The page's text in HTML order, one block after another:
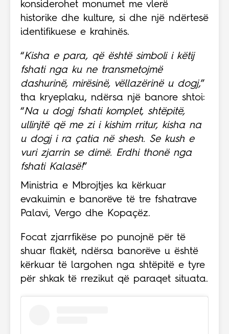
konsiderohet monumet me vlerë
historike dhe kulture, si dhe një ndërtesë
identifikuese e krahinës.
“Kisha e para, që është simboli i këtij
fshati nga ku ne transmetojmë
dashurinë, mirësinë, vëllazërinë u dogj,”
tha kryeplaku, ndërsa një banore shtoi:
“Na u dogj fshati komplet, shtëpitë,
ullinjtë që me zi i kishim rritur, kisha na
u dogj i ra çatia në shesh. Se kush e
vuri zjarrin se dimë. Erdhi thonë nga
fshati Kalasë!”
Ministria e Mbrojtjes ka kërkuar
evakuimin e banorëve të tre fshatrave
Palavi, Vergo dhe Kopaçëz.
Focat zjarrfikëse po punojnë për të
shuar flakët, ndërsa banorëve u është
kërkuar të largohen nga shtëpitë e tyre
për shkak të rrezikut që paraqet situata.